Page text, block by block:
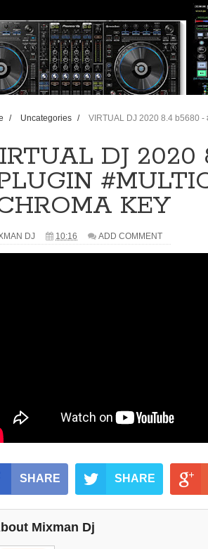
/ Uncategories / VIRTUAL DJ 2020 8.4 b5680 -
DJ 2020
KEY
DJ 10:16 ADD COMMENT
SHARE SHARE
Mixman Dj